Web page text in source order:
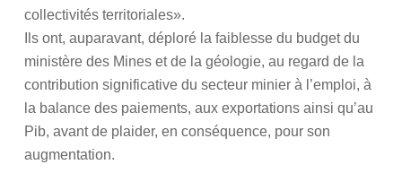
collectivités territoriales».
Ils ont, auparavant, déploré la faiblesse du budget du
ministère des Mines et de la géologie, au regard de la
contribution significative du secteur minier à l’emploi, à
la balance des paiements, aux exportations ainsi qu’au
Pib, avant de plaider, en conséquence, pour son
augmentation.